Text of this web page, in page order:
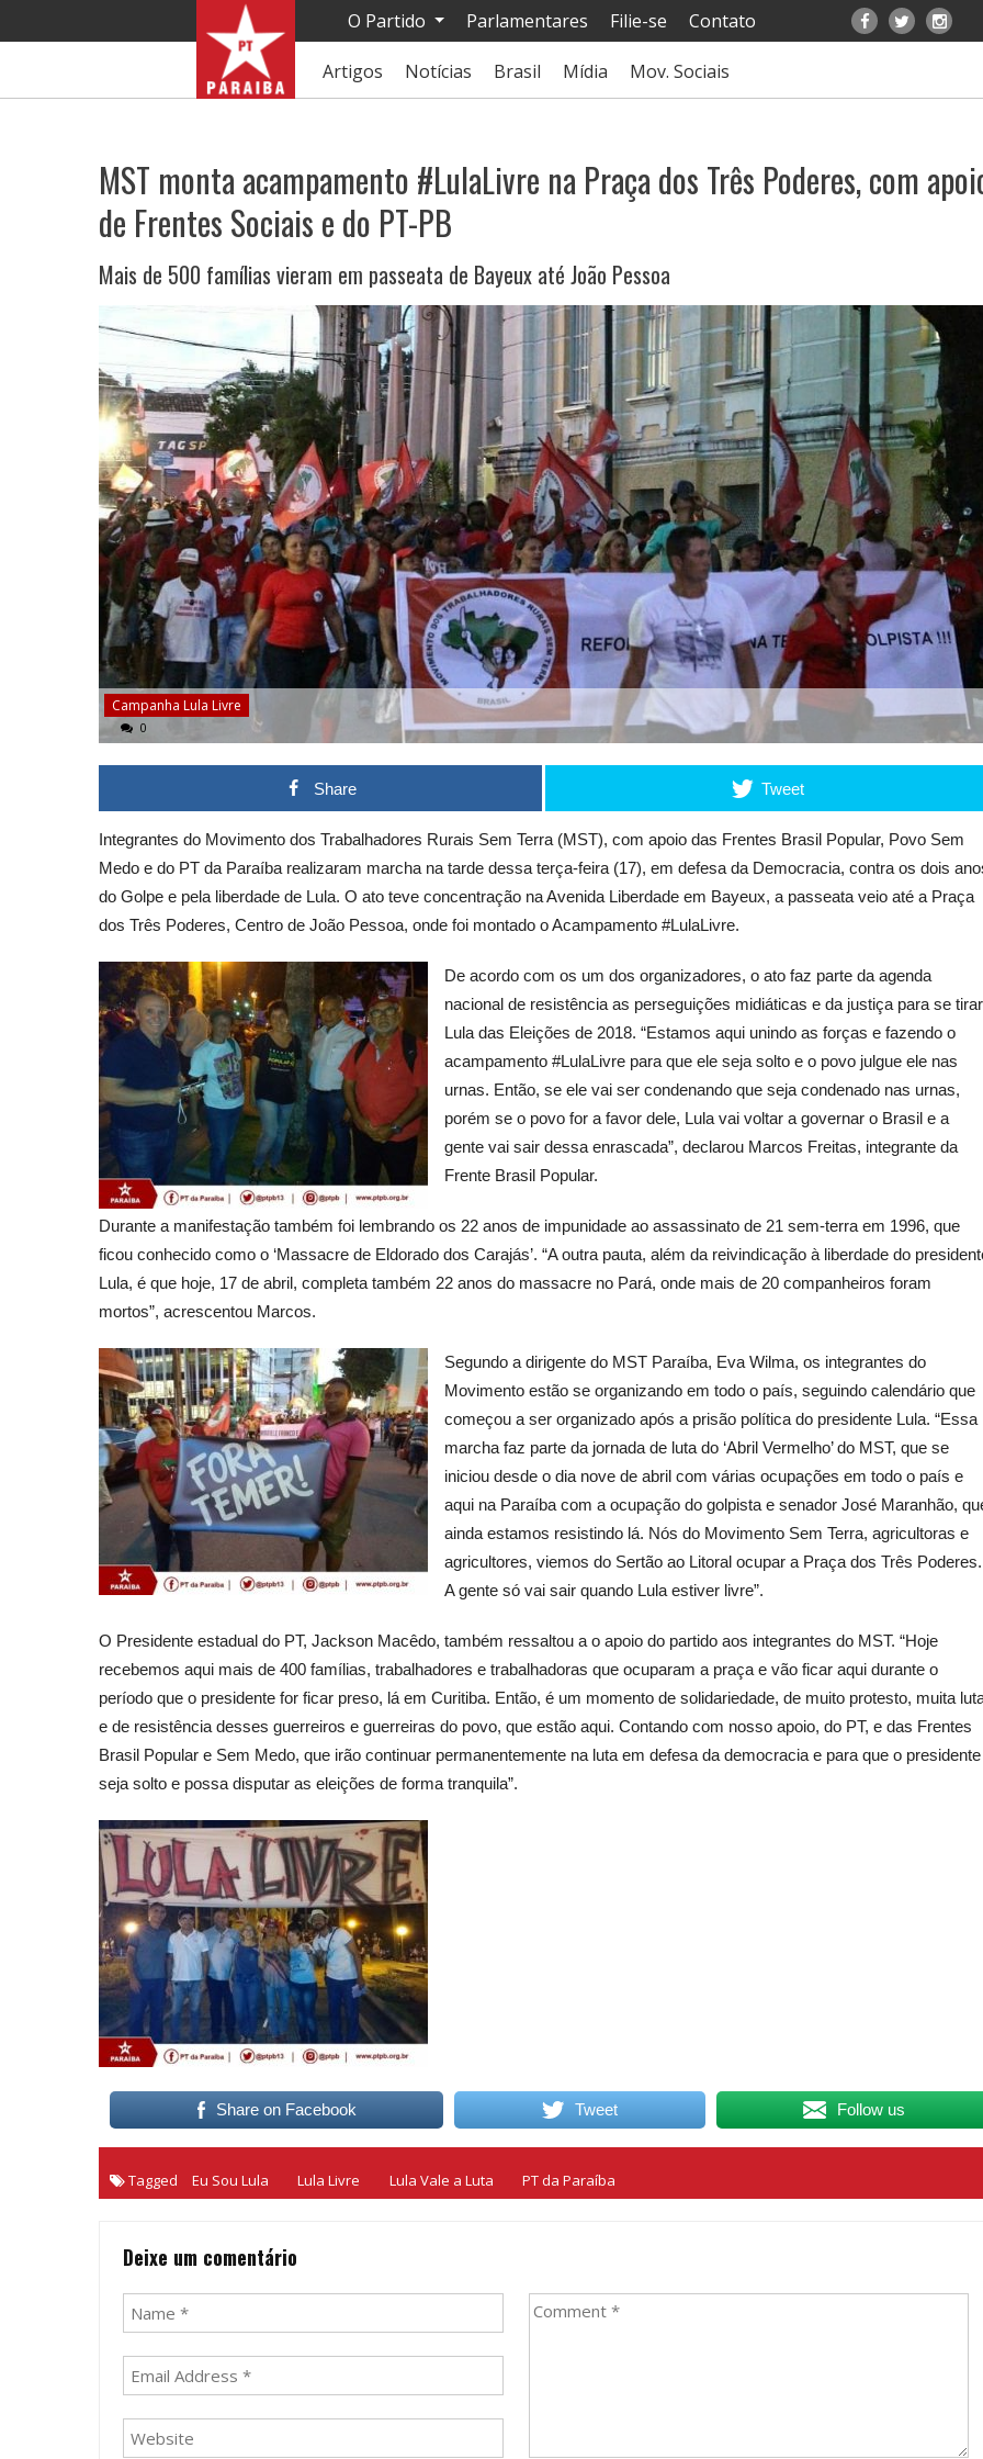
O Partido Parlamentares Filie-se Contato
Artigos Notícias Brasil Mídia Mov. Sociais
MST monta acampamento #LulaLivre na Praça dos Três Poderes, com
de Frentes Sociais e do PT-PB
Mais de 500 famílias vieram em passeata de Bayeux até João Pessoa
Campanha Lula Livre
0
Share Tweet
Integrantes do Movimento dos Trabalhadores Rurais Sem Terra (MST), com apoio das Frentes Brasil Popular, Povo Sem
Medo e do PT da Paraíba realizaram marcha na tarde dessa terça-feira (17), em defesa da Democracia, contra os dois
do Golpe e pela liberdade de Lula. O ato teve concentração na Avenida Liberdade em Bayeux, a passeata veio até a Praça
dos Três Poderes, Centro de João Pessoa, onde foi montado o Acampamento #LulaLivre.
De acordo com os um dos organizadores, o ato faz parte da agenda
nacional de resistência as perseguições midiáticas e da justiça para se tirar
Lula das Eleições de 2018. “Estamos aqui unindo as forças e fazendo o
acampamento #LulaLivre para que ele seja solto e o povo julgue ele nas
urnas. Então, se ele vai ser condenando que seja condenado nas urnas,
porém se o povo for a favor dele, Lula vai voltar a governar o Brasil e a
gente vai sair dessa enrascada”, declarou Marcos Freitas, integrante da
Frente Brasil Popular.
Durante a manifestação também foi lembrando os 22 anos de impunidade ao assassinato de 21 sem-terra em 1996, que
ficou conhecido como o ‘Massacre de Eldorado dos Carajás’. “A outra pauta, além da reivindicação à liberdade do
Lula, é que hoje, 17 de abril, completa também 22 anos do massacre no Pará, onde mais de 20 companheiros foram
mortos”, acrescentou Marcos.
Segundo a dirigente do MST Paraíba, Eva Wilma, os integrantes do
Movimento estão se organizando em todo o país, seguindo calendário que
começou a ser organizado após a prisão política do presidente Lula. “Essa
marcha faz parte da jornada de luta do ‘Abril Vermelho’ do MST, que se
iniciou desde o dia nove de abril com várias ocupações em todo o país e
aqui na Paraíba com a ocupação do golpista e senador José Maranhão,
ainda estamos resistindo lá. Nós do Movimento Sem Terra, agricultoras e
agricultores, viemos do Sertão ao Litoral ocupar a Praça dos Três Poderes.
A gente só vai sair quando Lula estiver livre”.
O Presidente estadual do PT, Jackson Macêdo, também ressaltou a o apoio do partido aos integrantes do MST. “Hoje
recebemos aqui mais de 400 famílias, trabalhadores e trabalhadoras que ocuparam a praça e vão ficar aqui durante o
período que o presidente for ficar preso, lá em Curitiba. Então, é um momento de solidariedade, de muito protesto, muita
e de resistência desses guerreiros e guerreiras do povo, que estão aqui. Contando com nosso apoio, do PT, e das Frentes
Brasil Popular e Sem Medo, que irão continuar permanentemente na luta em defesa da democracia e para que o presidente
seja solto e possa disputar as eleições de forma tranquila”.
Share on Facebook Tweet Follow us
Tagged Eu Sou Lula Lula Livre Lula Vale a Luta PT da Paraíba
Deixe um comentário